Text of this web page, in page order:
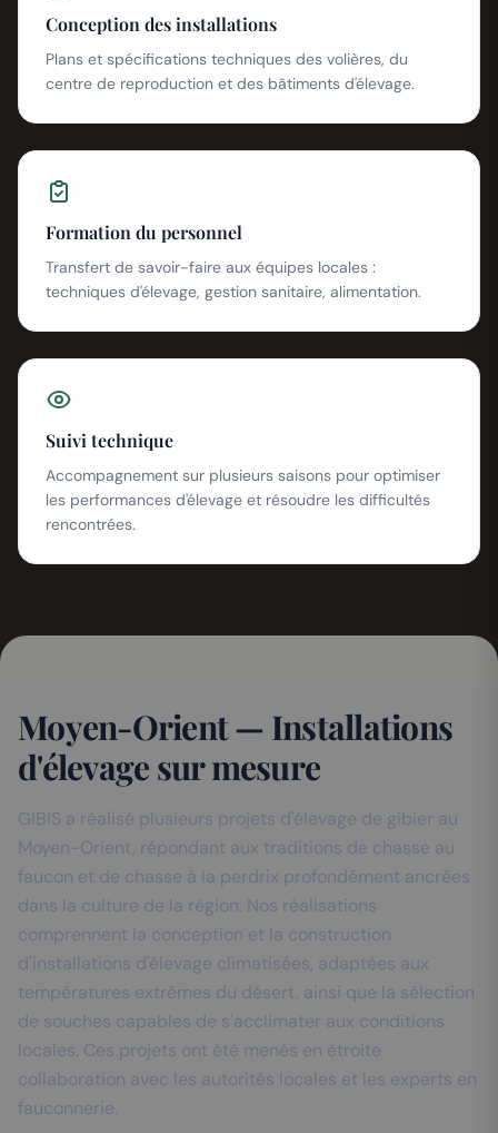
Conception des installations
Plans et spécifications techniques des volières, du
centre de reproduction et des bâtiments d'élevage.
Formation du personnel
Transfert de savoir-faire aux équipes locales :
techniques d'élevage, gestion sanitaire, alimentation.
Suivi technique
Accompagnement sur plusieurs saisons pour optimiser
les performances d'élevage et résoudre les difficultés
rencontrées.
Moyen-Orient — Installations
d'élevage sur mesure
GIBIS a réalisé plusieurs projets d'élevage de gibier au
Moyen-Orient, répondant aux traditions de chasse au
faucon et de chasse à la perdrix profondément ancrées
dans la culture de la région. Nos réalisations
comprennent la conception et la construction
d'installations d'élevage climatisées, adaptées aux
températures extrêmes du désert, ainsi que la sélection
de souches capables de s'acclimater aux conditions
locales. Ces projets ont été menés en étroite
collaboration avec les autorités locales et les experts en
fauconnerie.